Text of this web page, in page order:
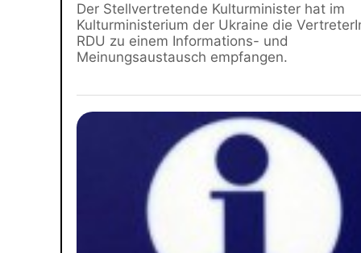
Der Stellvertretende Kulturminister hat im
Kulturministerium der Ukraine die
RDU zu einem Informations- und
Meinungsaustausch empfangen.